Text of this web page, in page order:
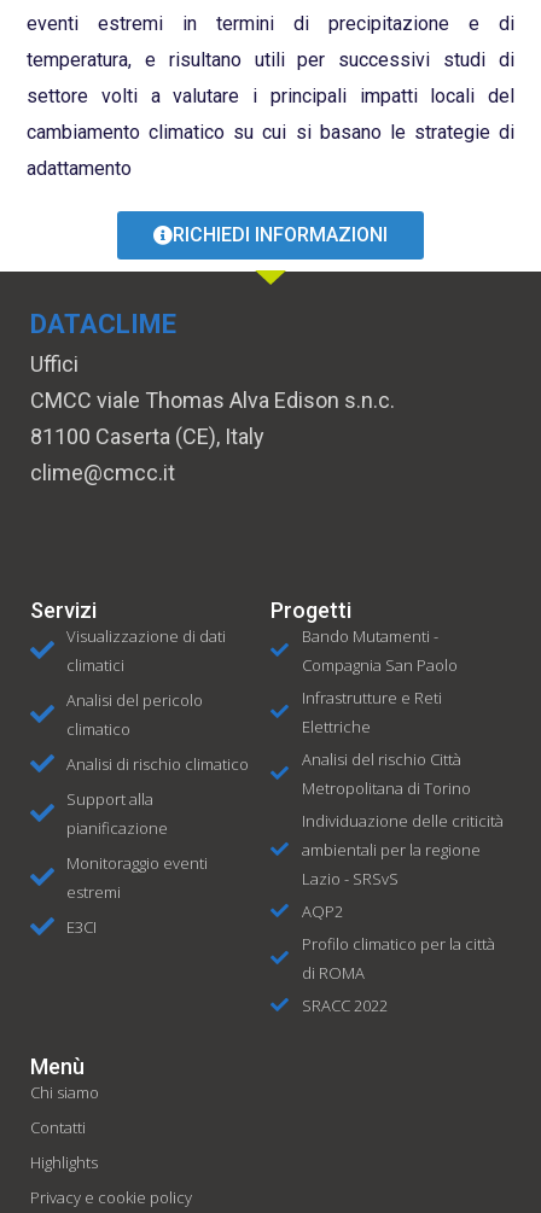
eventi estremi in termini di precipitazione e di
temperatura, e risultano utili per successivi studi di
settore volti a valutare i principali impatti locali del
cambiamento climatico su cui si basano le strategie di
adattamento
RICHIEDI INFORMAZIONI
DATACLIME
Uffici
CMCC viale Thomas Alva Edison s.n.c.
81100 Caserta (CE), Italy
clime@cmcc.it
Servizi
Visualizzazione di dati
climatici
Analisi del pericolo
climatico
Analisi di rischio climatico​
Support alla
pianificazione
Monitoraggio eventi
estremi
E3CI
Progetti
Bando Mutamenti -
Compagnia San Paolo
Infrastrutture e Reti
Elettriche
Analisi del rischio Città
Metropolitana di Torino
Individuazione delle criticità
ambientali per la regione
Lazio - SRSvS
AQP2
Profilo climatico per la città
di ROMA
SRACC 2022
Menù
Chi siamo
Contatti
Highlights
Privacy e cookie policy